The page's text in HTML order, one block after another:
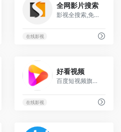
在线之家网址多少
全网影片搜索
影视全搜索,免费VIP电影,免费电影,VIP电视剧,热剧在线观看,无需免VIP会员观看全网VIP影视及热门电视剧
在线影视
好看视频
百度短视频旗舰品牌，拥有超百万的短视频创作者。全面覆盖知识、美食、生活、健康、文化、游戏、影视等海量视频，致力于为用户提供优质的视频内容与观看体验，让用户轻松有收获。
在线影视